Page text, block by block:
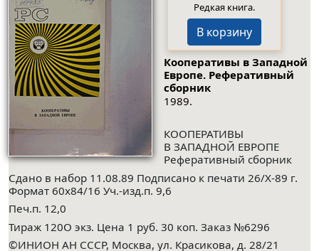
Редкая книга.
В корзину
Кооперативы в Западной
Европе. Реферативный
сборник
1989.
КООПЕРАТИВЫ
В ЗАПАДНОЙ ЕВРОПЕ
Реферативный сборник
Сдано в набор 11.08.89 Подписано к печати 26/Х-89 г.
Формат 60x84/16 Уч.-изд.п. 9,6
Печ.п. 12,0
Тираж 120О экз. Цена 1 руб. 30 коп. Заказ №6296
©ИНИОН АН СССР, Москва, ул. Красикова, д. 28/21